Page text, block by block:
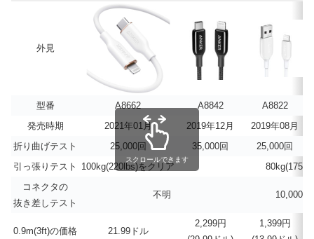
外見
型番 A8662 A8842
A8822
発売時期
2021年01月 2019年12月
2019年08月
折り曲げテスト
25,000回 35,000回
25,000回
引っ張りテスト
100kg(220lbs)をクリア
コネクタの
抜き差しテスト
不明 10,000
0.9m(3ft)の価格 21.99ドル
2,299円
1,399円
スクロールできます